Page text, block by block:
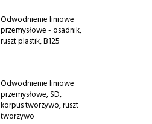
Odwodnienie liniowe
przemysłowe - osadnik,
ruszt plastik, B125
Odwodnienie liniowe
przemysłowe, SD,
korpus tworzywo, ruszt
tworzywo